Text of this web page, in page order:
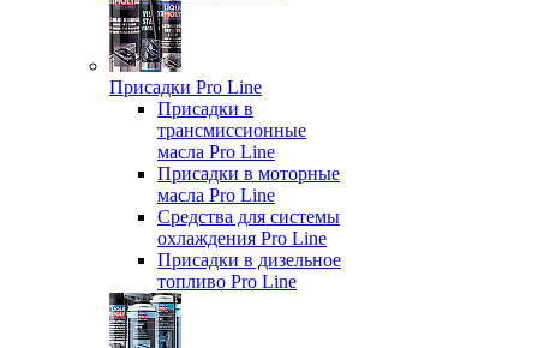
Присадки Pro Line
Присадки в
трансмиссионные
масла Pro Line
Присадки в моторные
масла Pro Line
Средства для системы
охлаждения Pro Line
Присадки в дизельное
топливо Pro Line